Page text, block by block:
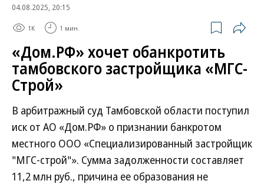
04.08.2025, 20:15
1K 1 мин.
«Дом.РФ» хочет обанкротить
тамбовского застройщика «МГС-
Строй»
В арбитражный суд Тамбовской области поступил
иск от АО «Дом.РФ» о признании банкротом
местного ООО «Специализированный застройщик
"МГС-строй"». Сумма задолженности составляет
11,2 млн руб., причина ее образования не